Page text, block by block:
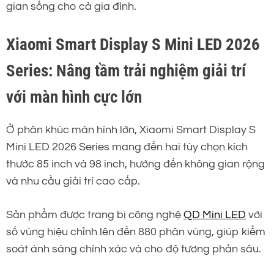
gian sống cho cả gia đình.
Xiaomi Smart Display S Mini LED 2026
Series: Nâng tầm trải nghiệm giải trí
với màn hình cực lớn
Ở phân khúc màn hình lớn, Xiaomi Smart Display S
Mini LED 2026 Series mang đến hai tùy chọn kích
thước 85 inch và 98 inch, hướng đến không gian rộng
và nhu cầu giải trí cao cấp.
Sản phẩm được trang bị công nghệ QD Mini LED với
số vùng hiệu chỉnh lên đến 880 phân vùng, giúp kiểm
soát ánh sáng chính xác và cho độ tương phản sâu.